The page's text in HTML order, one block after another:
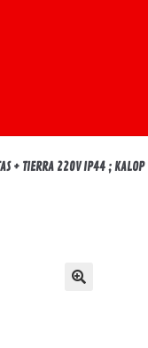
+ TIERRA 220V IP44 ; KALOP